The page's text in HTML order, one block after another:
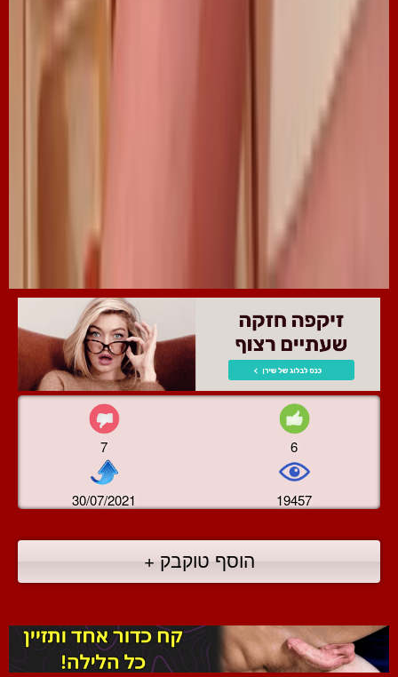
7 6
30/07/2021 19457
הוסף טוקבק +